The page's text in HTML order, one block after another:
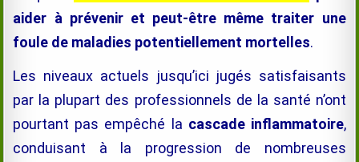
aider à prévenir et peut-être même traiter une
foule de maladies potentiellement mortelles.
Les niveaux actuels jusqu’ici jugés satisfaisants
par la plupart des professionnels de la santé n’ont
pourtant pas empêché la cascade inflammatoire,
conduisant à la progression de nombreuses